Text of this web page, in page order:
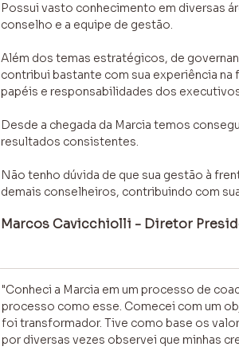
Possui vasto conhecimento em diversas
conselho e a equipe de gestão.
Além dos temas estratégicos, de
contribui bastante com sua experiência
papéis e responsabilidades dos
Desde a chegada da Marcia temos
resultados consistentes.
Não tenho dúvida de que sua gestão à
demais conselheiros, contribuindo com
Marcos Cavicchiolli - Diretor
"Conheci a Marcia em um processo de
processo como esse. Comecei com um
foi transformador. Tive como base os
por diversas vezes observei que minhas